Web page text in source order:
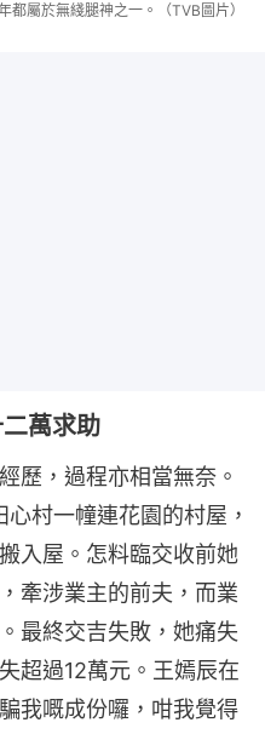
都屬於無綫腿神之一。（TVB圖片）
萬求助
歷，過程亦相當無奈。
村一幢連花園的村屋，
入屋。怎料臨交收前她
牽涉業主的前夫，而業
最終交吉失敗，她痛失
超過12萬元。王嫣辰在
我嘅成份囉，咁我覺得